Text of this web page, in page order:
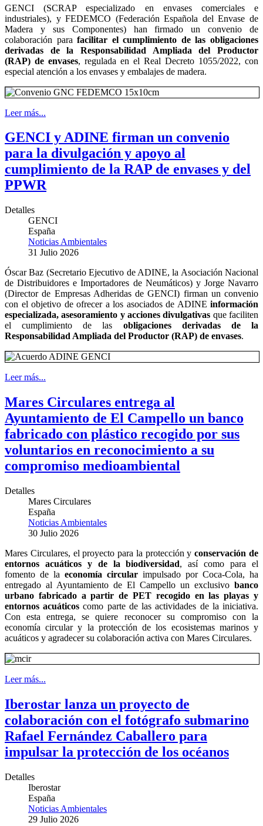
GENCI (SCRAP especializado en envases comerciales e
industriales), y FEDEMCO (Federación Española del Envase de
Madera y sus Componentes) han firmado un convenio de
colaboración parafacilitar el cumplimiento de las obligaciones
derivadas de la Responsabilidad Ampliada del Productor
(RAP) de envases, regulada en el Real Decreto 1055/2022, con
especial atención a los envases y embalajes de madera.
Leer más...
GENCI y ADINE firman un convenio
para la divulgación y apoyo al
cumplimiento de la RAP de envases y del
PPWR
Detalles
GENCI
España
Noticias Ambientales
31 Julio 2026
Óscar Baz (Secretario Ejecutivo de ADINE, la Asociación Nacional
de Distribuidores e Importadores de Neumáticos) y Jorge Navarro
(Director de Empresas Adheridas de GENCI) firman un convenio
con el objetivo de ofrecer a los asociados de ADINE información
especializada, asesoramiento y acciones divulgativas que faciliten
el cumplimiento de las obligaciones derivadas de la
Responsabilidad Ampliada del Productor (RAP) de envases.
Leer más...
Mares Circulares entrega al
Ayuntamiento de El Campello un banco
fabricado con plástico recogido por sus
voluntarios en reconocimiento a su
compromiso medioambiental
Detalles
Mares Circulares
España
Noticias Ambientales
30 Julio 2026
Mares Circulares, el proyecto para la protección yconservación de
entornos acuáticos y de la biodiversidad, así como para el
fomento de la economía circular impulsado por Coca-Cola, ha
entregado al Ayuntamiento de El Campello un exclusivo banco
urbano fabricado a partir de PET recogido en las playas y
entornos acuáticos como parte de las actividades de la iniciativa.
Con esta entrega, se quiere reconocer su compromiso con la
economía circular y la protección de los ecosistemas marinos y
acuáticos y agradecer su colaboración activa con Mares Circulares.
Leer más...
Iberostar lanza un proyecto de
colaboración con el fotógrafo submarino
Rafael Fernández Caballero para
impulsar la protección de los océanos
Detalles
Iberostar
España
Noticias Ambientales
29 Julio 2026